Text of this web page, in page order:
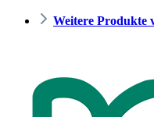
Weitere Produkte